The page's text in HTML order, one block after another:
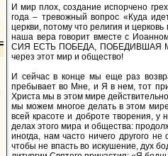
И мир плох, создание испорчено
года – тревожный вопрос «Куда
церкви, потому что религия и
наша вера говорит вместе с
СИЯ ЕСТЬ ПОБЕДА, ПОБЕДИВШАЯ
через этот мир и общество!
И сейчас в конце мы еще раз
пребывает во Мне, и Я в нем, тот
Христа мы в этом мире
мы можем многое делать в этом
всей красоте и доброте творения, у
делах этого мира и общества:
иногда, нам часто ничего другого
чтобы не впасть во искушение, дух